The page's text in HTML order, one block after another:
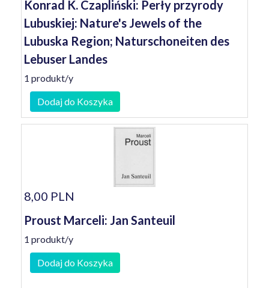
Konrad K. Czapliński: Perły przyrody
Lubuskiej: Nature's Jewels of the
Lubuska Region; Naturschoneiten des
Lebuser Landes
1 produkt/y
Dodaj do Koszyka
8,00 PLN
Proust Marceli: Jan Santeuil
1 produkt/y
Dodaj do Koszyka